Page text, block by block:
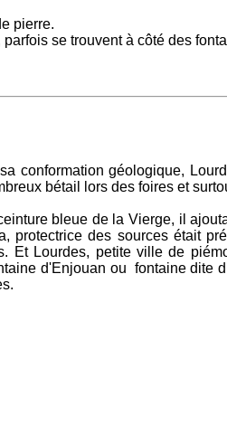
pierre.
se trouvent à côté des
conformation géologique,
bétail lors des foires et
bleue de la Vierge, il
des sources était
Lourdes, petite ville de
d'Enjouan ou fontaine dite